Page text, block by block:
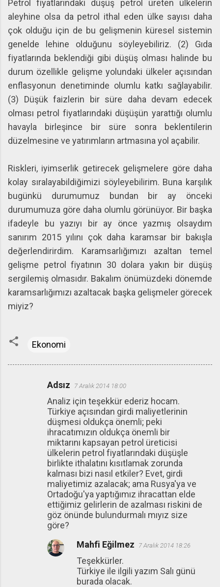
Petrol fiyatlarındaki düşüş petrol üreten ülkelerin
aleyhine olsa da petrol ithal eden ülke sayısı daha
çok olduğu için de bu gelişmenin küresel sistemin
genelde lehine olduğunu söyleyebiliriz. (2) Gıda
fiyatlarında beklendiği gibi düşüş olması halinde bu
durum özellikle gelişme yolundaki ülkeler açısından
enflasyonun denetiminde olumlu katkı sağlayabilir.
(3) Düşük faizlerin bir süre daha devam edecek
olması petrol fiyatlarındaki düşüşün yarattığı olumlu
havayla birleşince bir süre sonra beklentilerin
düzelmesine ve yatırımların artmasına yol açabilir.
Riskleri, iyimserlik getirecek gelişmelere göre daha
kolay sıralayabildiğimizi söyleyebilirim. Buna karşılık
bugünkü durumumuz bundan bir ay önceki
durumumuza göre daha olumlu görünüyor. Bir başka
ifadeyle bu yazıyı bir ay önce yazmış olsaydım
sanırım 2015 yılını çok daha karamsar bir bakışla
değerlendirirdim. Karamsarlığımızı azaltan temel
gelişme petrol fiyatının 30 dolara yakın bir düşüş
sergilemiş olmasıdır. Bakalım önümüzdeki dönemde
karamsarlığımızı azaltacak başka gelişmeler görecek
miyiz?
Ekonomi
Adsız 7 Aralık 2014 18:00
Analiz için teşekkür ederiz hocam.
Türkiye açısından girdi maliyetlerinin
düşmesi oldukça önemli; peki
ihracatımızın oldukça önemli bir
miktarını kapsayan petrol üreticisi
ülkelerin petrol fiyatlarındaki düşüşle
birlikte ithalatını kısıtlamak zorunda
kalması bizi nasıl etkiler? Evet, girdi
maliyetimiz azalacak; ama Rusya'ya ve
Ortadoğu'ya yaptığımız ihracattan elde
ettiğimiz gelirlerin de azalması riskini de
göz önünde bulundurmalı mıyız size
göre?
Mahfi Eğilmez 7 Aralık 2014 18:26
Teşekkürler.
Türkiye ile ilgili yazım Salı günü
burada olacak.